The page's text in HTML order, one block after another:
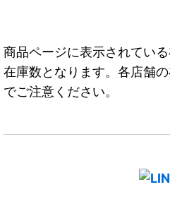
商品ページに表示されてい
在庫数となります。各店舗
でご注意ください。